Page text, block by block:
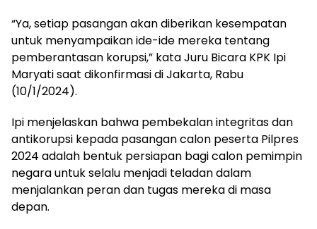
“Ya, setiap pasangan akan diberikan kesempatan
untuk menyampaikan ide-ide mereka tentang
pemberantasan korupsi,” kata Juru Bicara KPK Ipi
Maryati saat dikonfirmasi di Jakarta, Rabu
(10/1/2024).
Ipi menjelaskan bahwa pembekalan integritas dan
antikorupsi kepada pasangan calon peserta Pilpres
2024 adalah bentuk persiapan bagi calon pemimpin
negara untuk selalu menjadi teladan dalam
menjalankan peran dan tugas mereka di masa
depan.